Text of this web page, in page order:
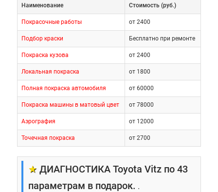
Наименование Cтоимость (руб.)
Покрасочные работы от 2400
Подбор краски Бесплатно при ремонте
Покраска кузова от 2400
Локальная покраска от 1800
Полная покраска автомобиля от 60000
Покраска машины в матовый цвет от 78000
Аэрография от 12000
Точечная покраска от 2700
★ ДИАГНОСТИКА Toyota Vitz по 43
параметрам в подарок. .